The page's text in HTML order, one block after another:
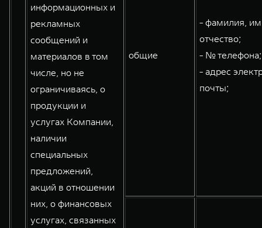
информационных и
рекламных
сообщений и
материалов в том
числе, но не
ограничиваясь, о
продукции и
услугах Компании,
наличии
специальных
предложений,
акций в отношении
них, о финансовых
услугах, связанных
общие
- фамилия,
отчество;
- № телефона;
- адрес
почты;